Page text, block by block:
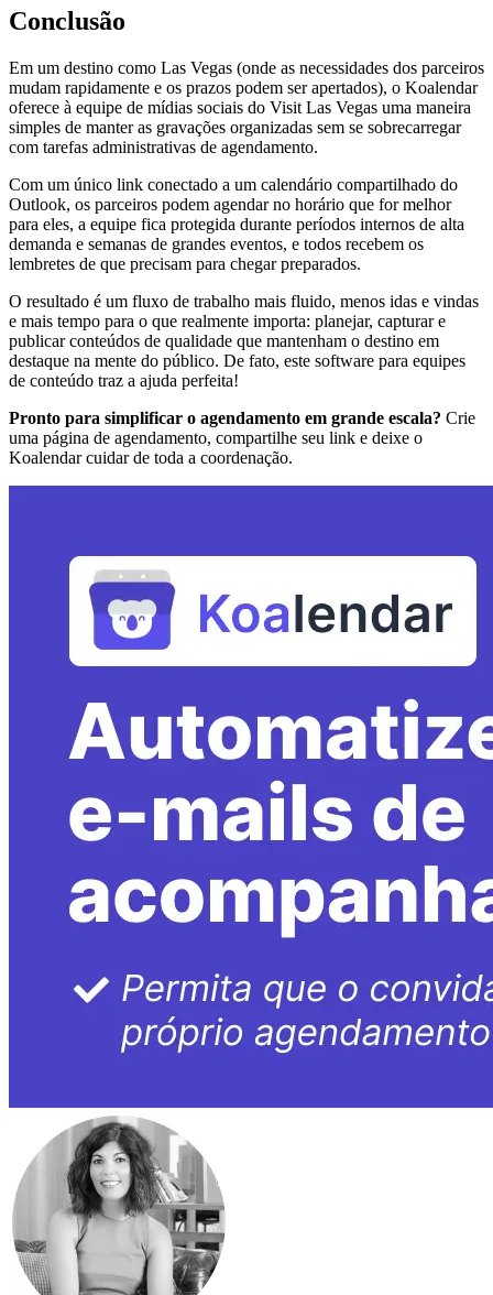
Conclusão
Em um destino como Las Vegas (onde as necessidades dos parceiros
mudam rapidamente e os prazos podem ser apertados), o Koalendar
oferece à equipe de mídias sociais do Visit Las Vegas uma maneira
simples de manter as gravações organizadas sem se sobrecarregar
com tarefas administrativas de agendamento.
Com um único link conectado a um calendário compartilhado do
Outlook, os parceiros podem agendar no horário que for melhor
para eles, a equipe fica protegida durante períodos internos de alta
demanda e semanas de grandes eventos, e todos recebem os
lembretes de que precisam para chegar preparados.
O resultado é um fluxo de trabalho mais fluido, menos idas e vindas
e mais tempo para o que realmente importa: planejar, capturar e
publicar conteúdos de qualidade que mantenham o destino em
destaque na mente do público. De fato, este software para equipes
de conteúdo traz a ajuda perfeita!
Pronto para simplificar o agendamento em grande escala? Crie
uma página de agendamento, compartilhe seu link e deixe o
Koalendar cuidar de toda a coordenação.